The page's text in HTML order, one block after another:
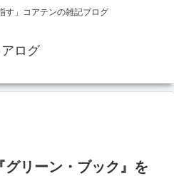
す」コアテンの雑記ブログ
アログ
グリーン・ブック』を